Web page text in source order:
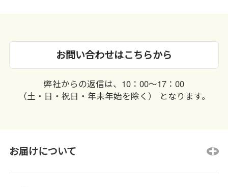
お問い合わせはこちらから
弊社からの返信は、10：00〜17：00
（土・日・祝日・年末年始を除く） となります。
お届けについて